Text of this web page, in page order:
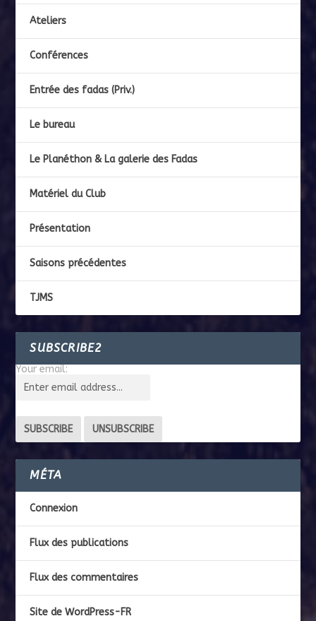
Ateliers
Conférences
Entrée des fadas (Priv.)
Le bureau
Le Planéthon & La galerie des Fadas
Matériel du Club
Présentation
Saisons précédentes
TJMS
SUBSCRIBE2
Your email:
MÉTA
Connexion
Flux des publications
Flux des commentaires
Site de WordPress-FR